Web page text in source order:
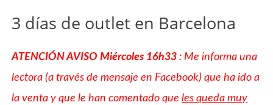
3 días de outlet en Barcelona
ATENCIÓN AVISO Miércoles 16h33 : Me informa una
lectora (a través de mensaje en Facebook) que ha ido a
la venta y que le han comentado queles queda muy